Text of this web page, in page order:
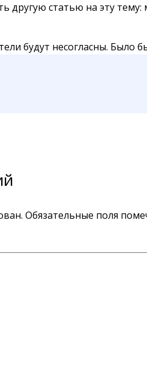
другую статью на эту
будут несогласны. Было
Обязательные поля